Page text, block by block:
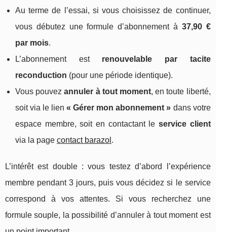
Au terme de l’essai, si vous choisissez de continuer,
vous débutez une formule d’abonnement à 37,90 €
par mois.
L’abonnement est renouvelable par tacite
reconduction (pour une période identique).
Vous pouvezannuler à tout moment, en toute liberté,
soit via le lien« Gérer mon abonnement » dans votre
espace membre, soit en contactant le service client
via la page contact barazol .
L’intérêt est double : vous testez d’abord l’expérience
membre pendant 3 jours, puis vous décidez si le service
correspond à vos attentes. Si vous recherchez une
formule souple, la possibilité d’annuler à tout moment est